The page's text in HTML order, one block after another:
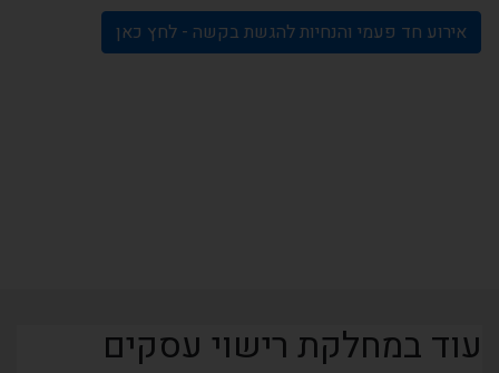
אירוע חד פעמי והנחיות להגשת בקשה - לחץ כאן
עוד במחלקת רישוי עסקים